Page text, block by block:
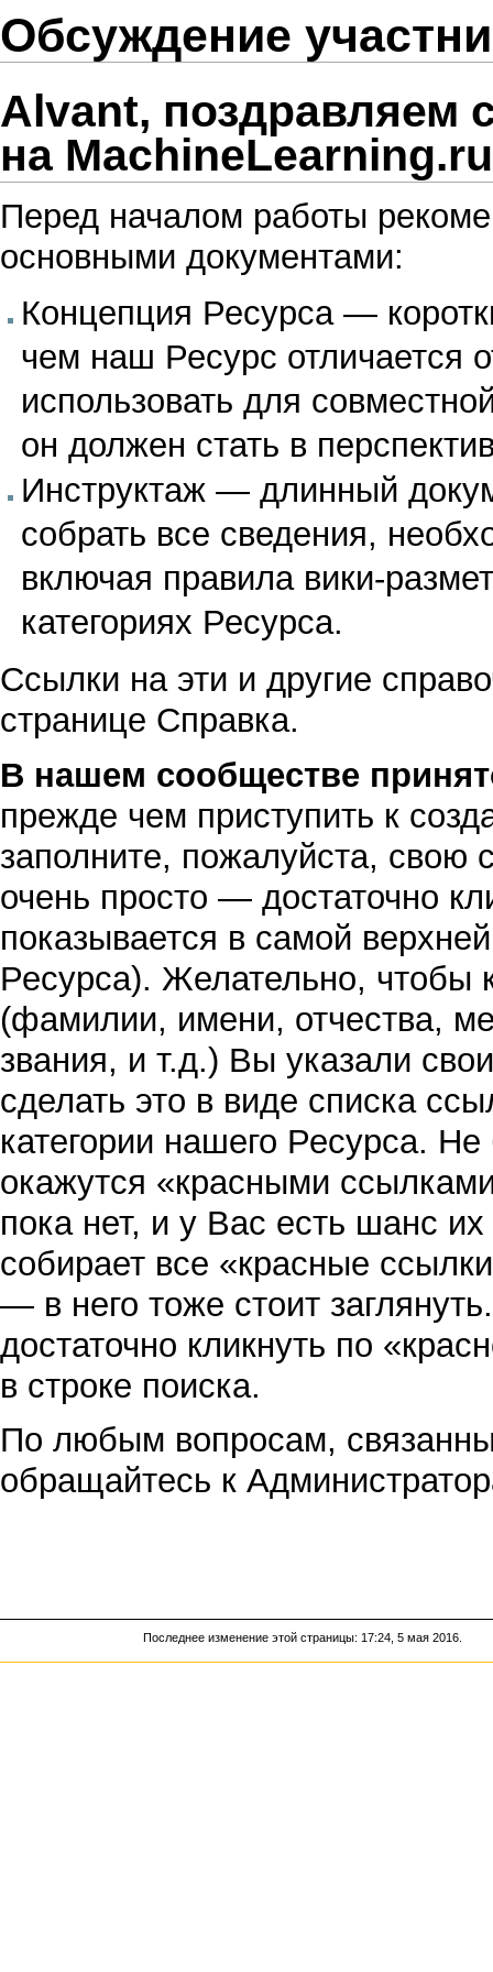
Обсуждение
Alvant, поздравляем
на MachineLearning.ru
Перед началом работы
основными документами:
Концепция Ресурса—
чем наш Ресурс отличается
использовать для
он должен стать в
Инструктаж — длинный
собрать все сведения,
включая правила вики-
категориях Ресурса.
Ссылки на эти и другие
странице Справка.
В нашем сообществе
прежде чем приступить к
заполните, пожалуйста, свою
очень просто — достаточно
показывается в самой
Ресурса). Желательно,
(фамилии, имени, отчества,
звания, и т.д.) Вы указали
сделать это в виде списка
категории нашего Ресурса.
окажутся «красными
пока нет, и у Вас есть шанс
собирает все «красные
— в него тоже стоит
достаточно кликнуть по
в строке поиска.
По любым вопросам,
обращайтесь к
Последнее изменение этой страницы: 17:24, 5 мая 2016.